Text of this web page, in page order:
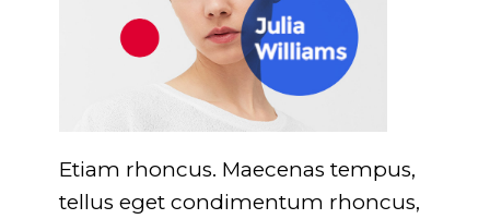
Etiam rhoncus. Maecenas tempus,
tellus eget condimentum rhoncus,